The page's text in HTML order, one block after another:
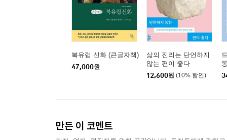
북유럽 신화 (큰글자책)
47,000원
삶의 진리는 단언하지
않는 편이 좋다
12,600원 (10% 할인)
만든 이 코멘트